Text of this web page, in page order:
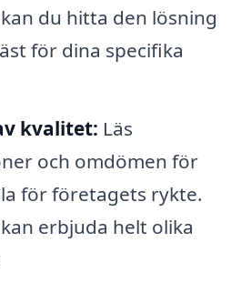
du hitta den lösning
för dina specifika
kvalitet: Läs
och omdömen för
för företagets rykte.
erbjuda helt olika